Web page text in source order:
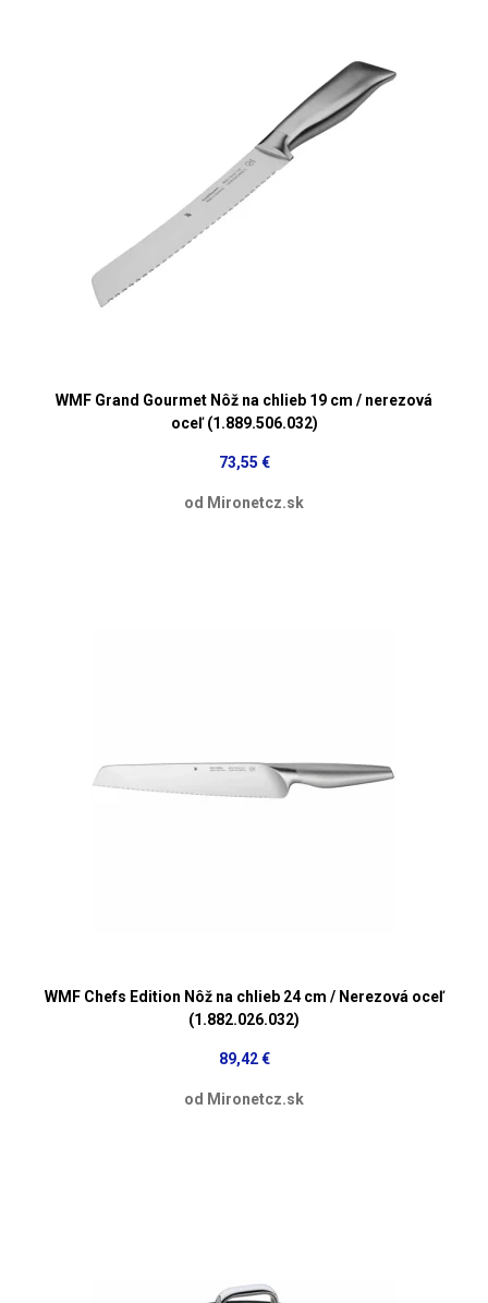
WMF Grand Gourmet Nôž na chlieb 19 cm / nerezová
oceľ (1.889.506.032)
73,55 €
od Mironetcz.sk
WMF Chefs Edition Nôž na chlieb 24 cm / Nerezová oceľ
(1.882.026.032)
89,42 €
od Mironetcz.sk